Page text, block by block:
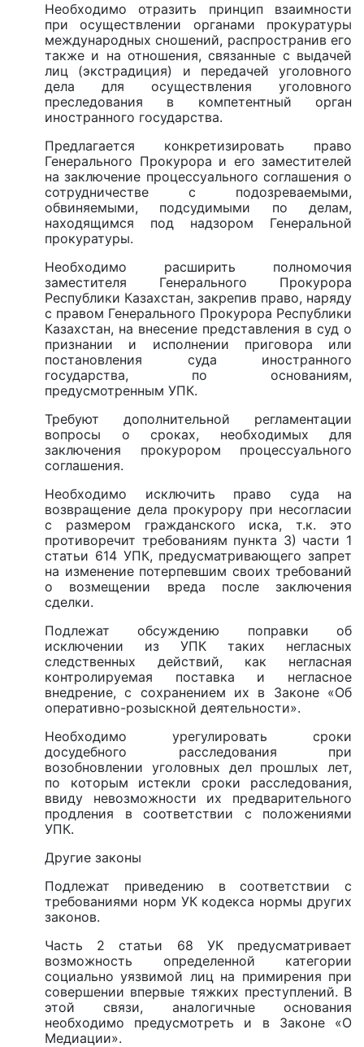
Необходимо отразить принцип взаимности
при осуществлении органами прокуратуры
международных сношений, распространив его
также и на отношения, связанные с выдачей
лиц (экстрадиция) и передачей уголовного
дела для осуществления уголовного
преследования в компетентный орган
иностранного государства.
Предлагается конкретизировать право
Генерального Прокурора и его заместителей
на заключение процессуального соглашения о
сотрудничестве с подозреваемыми,
обвиняемыми, подсудимыми по делам,
находящимся под надзором Генеральной
прокуратуры.
Необходимо расширить полномочия
заместителя Генерального Прокурора
Республики Казахстан, закрепив право, наряду
с правом Генерального Прокурора Республики
Казахстан, на внесение представления в суд о
признании и исполнении приговора или
постановления суда иностранного
государства, по основаниям,
предусмотренным УПК.
Требуют дополнительной регламентации
вопросы о сроках, необходимых для
заключения прокурором процессуального
соглашения.
Необходимо исключить право суда на
возвращение дела прокурору при несогласии
с размером гражданского иска, т.к. это
противоречит требованиям пункта 3) части 1
статьи 614 УПК, предусматривающего запрет
на изменение потерпевшим своих требований
о возмещении вреда после заключения
сделки.
Подлежат обсуждению поправки об
исключении из УПК таких негласных
следственных действий, как негласная
контролируемая поставка и негласное
внедрение, с сохранением их в Законе «Об
оперативно-розыскной деятельности».
Необходимо урегулировать сроки
досудебного расследования при
возобновлении уголовных дел прошлых лет,
по которым истекли сроки расследования,
ввиду невозможности их предварительного
продления в соответствии с положениями
УПК.
Другие законы
Подлежат приведению в соответствии с
требованиями норм УК кодекса нормы других
законов.
Часть 2 статьи 68 УК предусматривает
возможность определенной категории
социально уязвимой лиц на примирения при
совершении впервые тяжких преступлений. В
этой связи, аналогичные основания
необходимо предусмотреть и в Законе «О
Медиации».